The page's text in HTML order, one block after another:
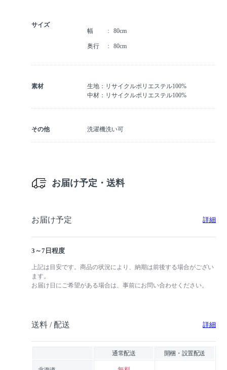
サイズ
幅
80cm
奥行 80cm
素材
生地：リサイクルポリエステル100%
中材：リサイクルポリエステル100%
その他 洗濯機洗い可
お届け予定・送料
お届け予定 詳細
3～7日程度
上記は目安です。商品の状況により、納期は前後する場合がござい
ます。
お届け日にご希望がある場合は、事前にお問い合わせください。
送料 / 配送 詳細
通常配送 開梱・設置配送